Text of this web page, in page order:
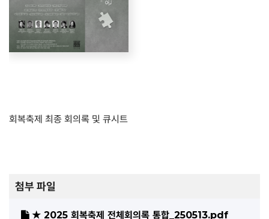
회복축제 최종 회의록 및 큐시트
첨부 파일
★ 2025 회복축제 전체회의록 통합_250513.pdf